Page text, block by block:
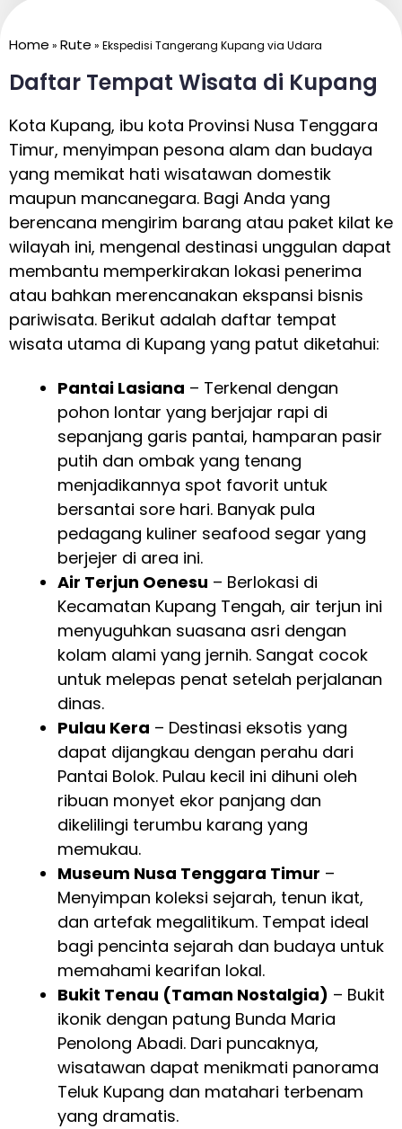
Home » Rute » Ekspedisi Tangerang Kupang via Udara
Daftar Tempat Wisata di Kupang
Kota Kupang, ibu kota Provinsi Nusa Tenggara
Timur, menyimpan pesona alam dan budaya
yang memikat hati wisatawan domestik
maupun mancanegara. Bagi Anda yang
berencana mengirim barang atau paket kilat ke
wilayah ini, mengenal destinasi unggulan dapat
membantu memperkirakan lokasi penerima
atau bahkan merencanakan ekspansi bisnis
pariwisata. Berikut adalah daftar tempat
wisata utama di Kupang yang patut diketahui:
Pantai Lasiana – Terkenal dengan
pohon lontar yang berjajar rapi di
sepanjang garis pantai, hamparan pasir
putih dan ombak yang tenang
menjadikannya spot favorit untuk
bersantai sore hari. Banyak pula
pedagang kuliner seafood segar yang
berjejer di area ini.
Air Terjun Oenesu – Berlokasi di
Kecamatan Kupang Tengah, air terjun ini
menyuguhkan suasana asri dengan
kolam alami yang jernih. Sangat cocok
untuk melepas penat setelah perjalanan
dinas.
Pulau Kera – Destinasi eksotis yang
dapat dijangkau dengan perahu dari
Pantai Bolok. Pulau kecil ini dihuni oleh
ribuan monyet ekor panjang dan
dikelilingi terumbu karang yang
memukau.
Museum Nusa Tenggara Timur –
Menyimpan koleksi sejarah, tenun ikat,
dan artefak megalitikum. Tempat ideal
bagi pencinta sejarah dan budaya untuk
memahami kearifan lokal.
Bukit Tenau (Taman Nostalgia) – Bukit
ikonik dengan patung Bunda Maria
Penolong Abadi. Dari puncaknya,
wisatawan dapat menikmati panorama
Teluk Kupang dan matahari terbenam
yang dramatis.